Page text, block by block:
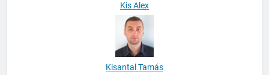
Kis Alex